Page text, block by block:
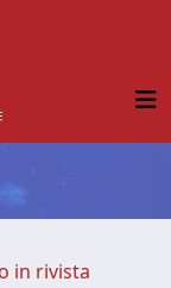
in rivista